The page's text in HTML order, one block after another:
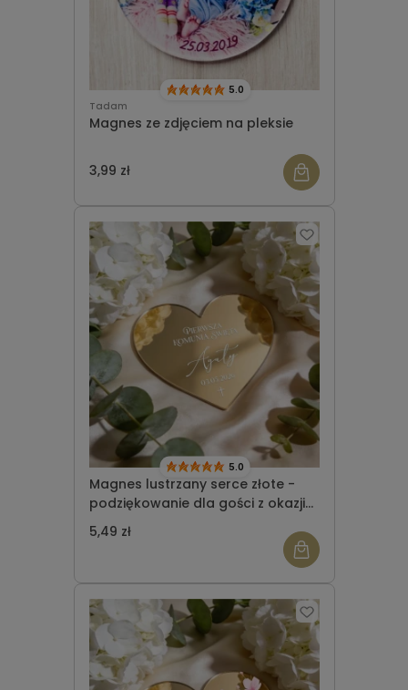
Tadam
Magnes ze zdjęciem na pleksie
5.0
3,99 zł
Magnes lustrzany serce złote -
podziękowanie dla gości z okazji
Komunii Świętej wzór 6
5.0
5,49 zł